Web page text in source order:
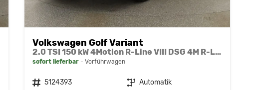
Volkswagen Golf Variant
2.0 TSI 150 kW 4Motion R-Line VIII DSG 4M R-LINE, AHK, easyOpen, LED-Plus, 18-Zoll, 3 J.-Garantie
sofort lieferbar Vorführwagen
Fahrzeugnr. 5124393 Getriebe Automatik